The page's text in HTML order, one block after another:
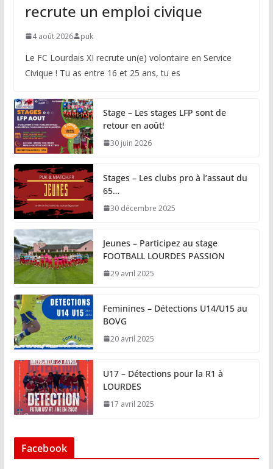
recrute un emploi civique
4 août 2026 puk
Le FC Lourdais XI recrute un(e) volontaire en Service
Civique ! Tu as entre 16 et 25 ans, tu es
Stage – Les stages LFP sont de
retour en août!
30 juin 2026
Stages – Les clubs pro à l’assaut du
65…
30 décembre 2025
Jeunes – Participez au stage
FOOTBALL LOURDES PASSION
29 avril 2025
Feminines – Détections U14/U15 au
BOVG
20 avril 2025
U17 – Détections pour la R1 à
LOURDES
17 avril 2025
Facebook